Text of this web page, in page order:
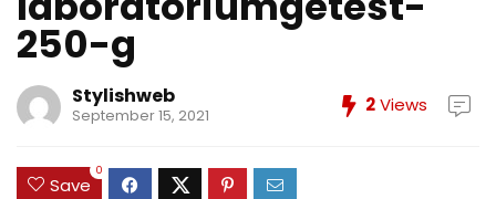
250-g
Stylishweb
September 15, 2021 2Views
Save
0